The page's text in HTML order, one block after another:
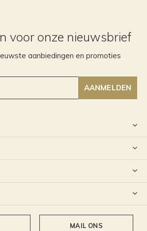
voor onze nieuwsbrief
aanbiedingen en promoties
AANMELDEN
MAIL ONS